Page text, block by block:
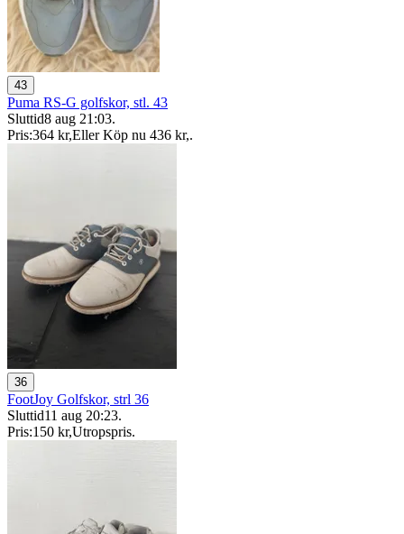
43
Puma RS-G golfskor, stl. 43
Sluttid8 aug 21:03.
Pris:364 kr,Eller Köp nu 436 kr,.
36
FootJoy Golfskor, strl 36
Sluttid11 aug 20:23.
Pris:150 kr,Utropspris.